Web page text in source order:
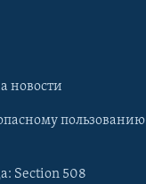
новости
пользованию
Section 508